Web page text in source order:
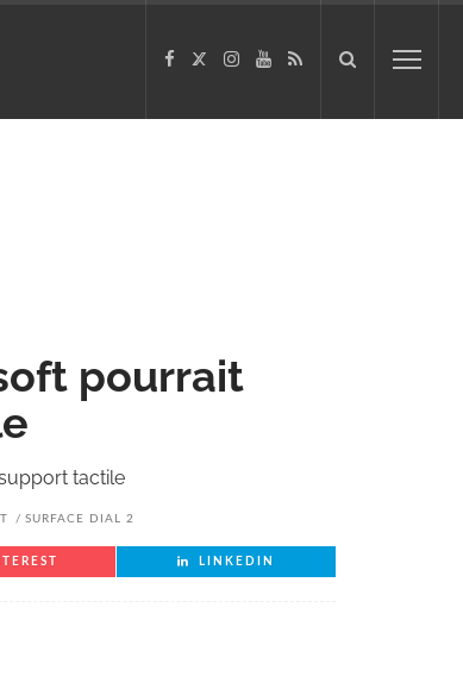
pourrait
tactile
SURFACE DIAL 2
LINKEDIN